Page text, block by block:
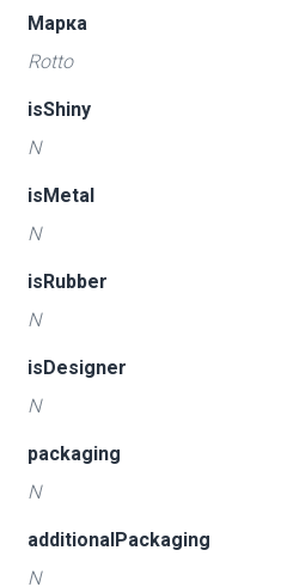
Марка
Rotto
isShiny
N
isMetal
N
isRubber
N
isDesigner
N
packaging
N
additionalPackaging
N